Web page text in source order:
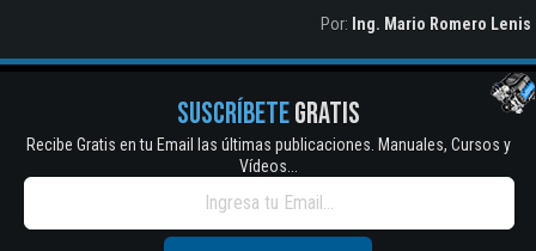
Por: Ing. Mario Romero Lenis
SUSCRÍBETEGRATIS
Recibe Gratis en tu Email las últimas publicaciones. Manuales, Cursos y
Vídeos...